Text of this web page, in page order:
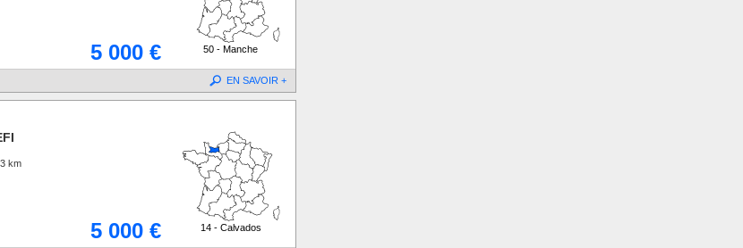
5 000 € 50 - Manche
EN SAVOIR +
km
5 000 € 14 - Calvados